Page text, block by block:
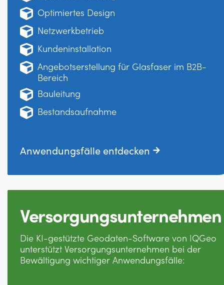
Optimiertes Design
Netzwerkbetrieb
Kundeninstallation
Angebotserstellung für Glasfaser im B2B-
Bereich
Bauleitung
Bestandsaufnahme
Anwendungsfälle entdecken
Versorgungsunternehmen
Die KI-gestützte Geodaten-Software von IQGeo
unterstützt Versorgungsunternehmen bei der
Bewältigung wichtiger Anwendungsfälle: